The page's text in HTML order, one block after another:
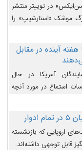
در توییتر منتشر
موشک «استارشیپ» را
آینده در مقابل
آمریکا در حال
استماع در مورد آنچه
یوفوها هفته آینده
اروپایی که بازنشسته
قابل توجهی داشته‌اند.